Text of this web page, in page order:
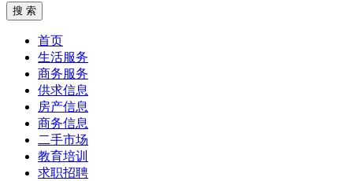
首页
生活服务
商务服务
供求信息
房产信息
商务信息
二手市场
教育培训
求职招聘